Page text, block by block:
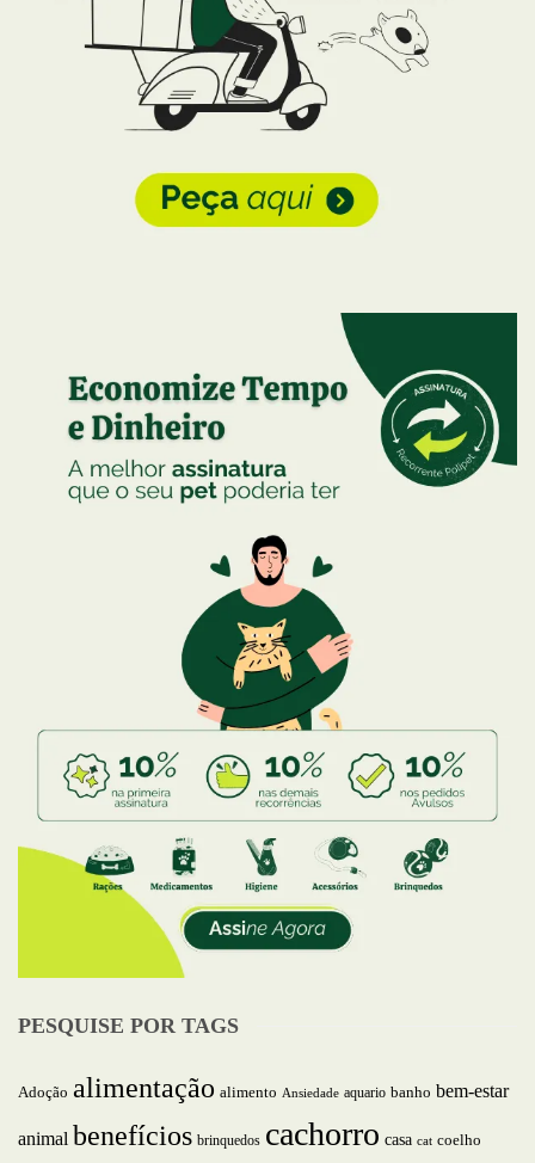
PESQUISE POR TAGS
Adoção alimentação alimento Ansiedade aquario banho bem-estar
animal benefícios brinquedos cachorro casa cat coelho